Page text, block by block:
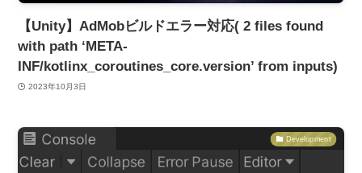
【Unity】AdMobビルドエラー対応( 2 files found
with path ‘META-
INF/kotlinx_coroutines_core.version’ from inputs)
2023年10月3日
Development